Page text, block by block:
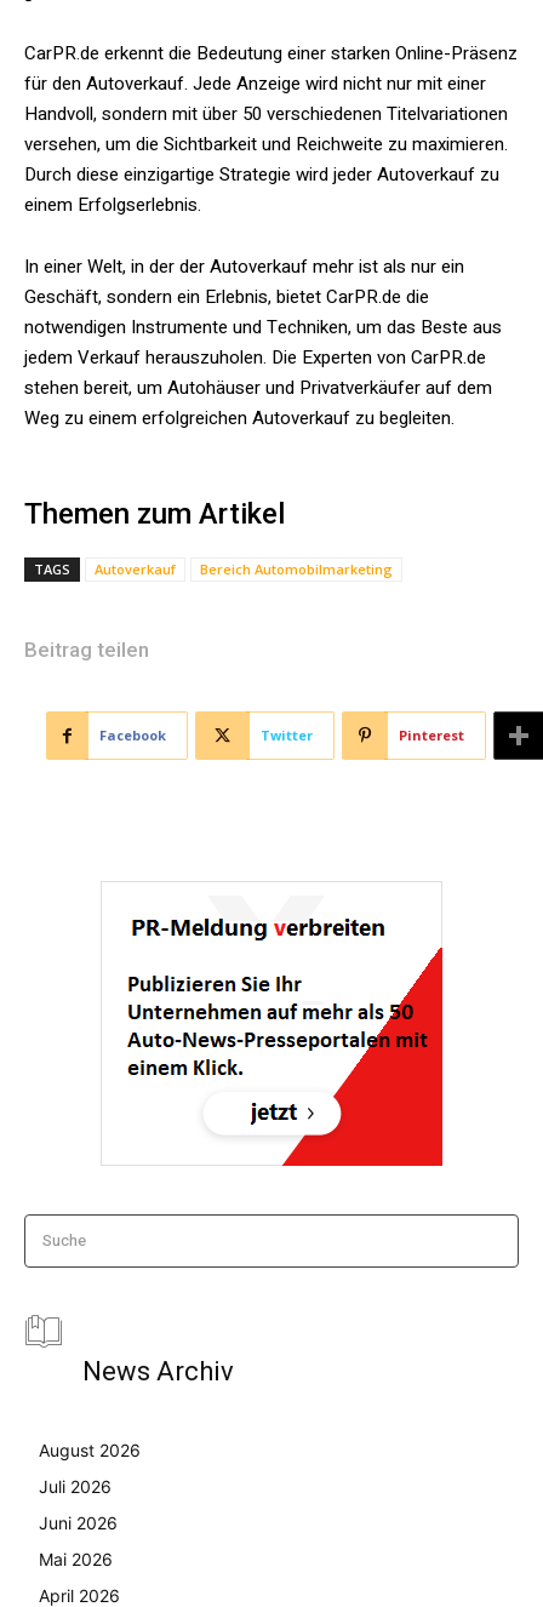
CarPR.de erkennt die Bedeutung einer starken Online-Präsenz
für den Autoverkauf. Jede Anzeige wird nicht nur mit einer
Handvoll, sondern mit über 50 verschiedenen Titelvariationen
versehen, um die Sichtbarkeit und Reichweite zu maximieren.
Durch diese einzigartige Strategie wird jeder Autoverkauf zu
einem Erfolgserlebnis.
In einer Welt, in der der Autoverkauf mehr ist als nur ein
Geschäft, sondern ein Erlebnis, bietet CarPR.de die
notwendigen Instrumente und Techniken, um das Beste aus
jedem Verkauf herauszuholen. Die Experten von CarPR.de
stehen bereit, um Autohäuser und Privatverkäufer auf dem
Weg zu einem erfolgreichen Autoverkauf zu begleiten.
Themen zum Artikel
TAGS Autoverkauf Bereich Automobilmarketing
Beitrag teilen
Facebook Twitter Pinterest
Suche
News Archiv
August 2026
Juli 2026
Juni 2026
Mai 2026
April 2026